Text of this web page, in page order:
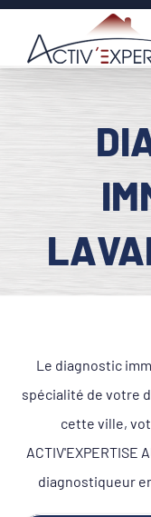
Passer
contenu
Le diagnostic
spécialité de votre
cette ville,
ACTIV'EXPERTISE
diagnostiqueur